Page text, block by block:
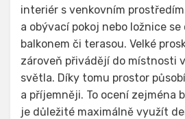
interiér s venkovním
a obývací pokoj nebo ložnice
balkonem či terasou. Velké
zároveň přivádějí do místnosti
světla. Díky tomu prostor
a příjemněji. To ocení zejména
je důležité maximálně využít